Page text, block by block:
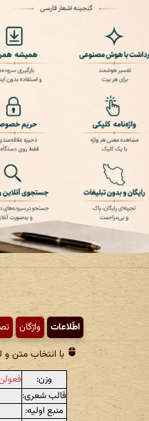
اطّلاعات واژگان
با انتخاب متن
وزن:
قالب شعری:
منبع اولیه: